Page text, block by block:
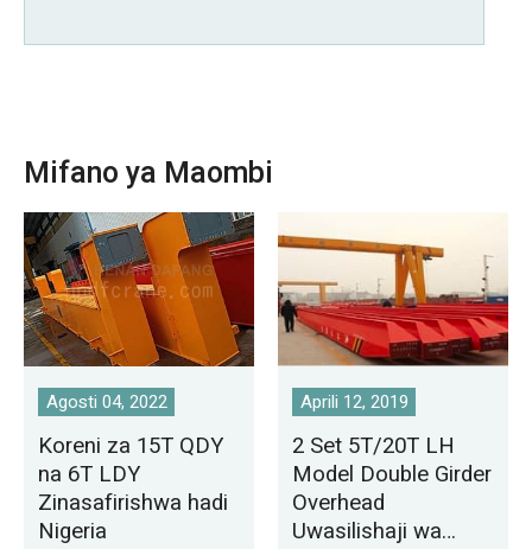
Mifano ya Maombi
Agosti 04, 2022
Koreni za 15T QDY
na 6T LDY
Zinasafirishwa hadi
Nigeria
Aprili 12, 2019
2 Set 5T/20T LH
Model Double Girder
Overhead
Uwasilishaji wa